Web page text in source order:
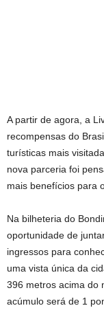
A partir de agora, a
recompensas do
turísticas mais
nova parceria foi
mais benefícios para
Na bilheteria do
oportunidade de
ingressos para
uma vista única da
396 metros acima do
acúmulo será de 1